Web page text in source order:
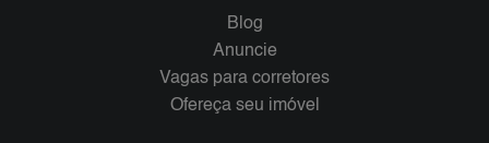
Blog
Anuncie
Vagas para corretores
Ofereça seu imóvel